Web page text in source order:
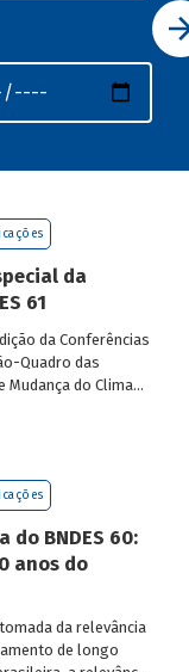
da
61
da Conferências
Quadro das
Mudança do Clima
BNDES.
do BNDES 60:
anos do
da relevância
de longo